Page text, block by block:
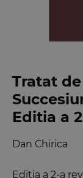
Tratat
Editia a
Editia a 2-a
Dan Chirica